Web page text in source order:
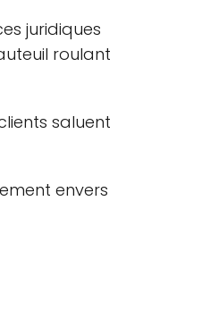
juridiques
roulant
saluent
envers